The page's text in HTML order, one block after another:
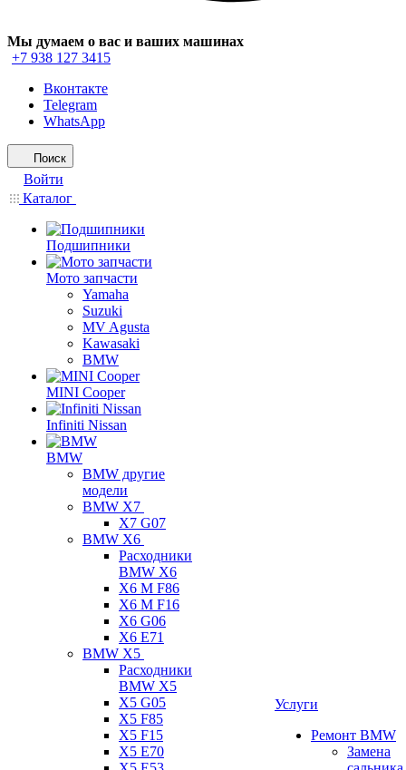
Мы думаем о вас и ваших машинах
+7 938 127 3415
Вконтакте
Telegram
WhatsApp
Поиск
Войти
Каталог
Подшипники
Мото запчасти
Yamaha
Suzuki
MV Agusta
Kawasaki
BMW
MINI Cooper
Infiniti Nissan
BMW
BMW другие
модели
BMW X7
X7 G07
BMW X6
Расходники
BMW X6
X6 M F86
X6 M F16
X6 G06
X6 E71
BMW X5
Расходники
BMW X5
X5 G05
X5 F85
X5 F15
X5 E70
Услуги
Ремонт BMW
Замена